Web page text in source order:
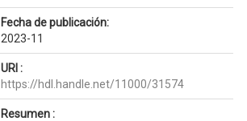
Fecha de publicación:
2023-11
URI :
https://hdl.handle.net/11000/31574
Resumen :